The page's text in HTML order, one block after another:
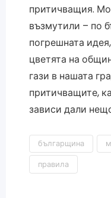
притичващия.
възмутили – по
погрешната
цветята на
гази в нашата
притичващите,
зависи дали
българщина
правила